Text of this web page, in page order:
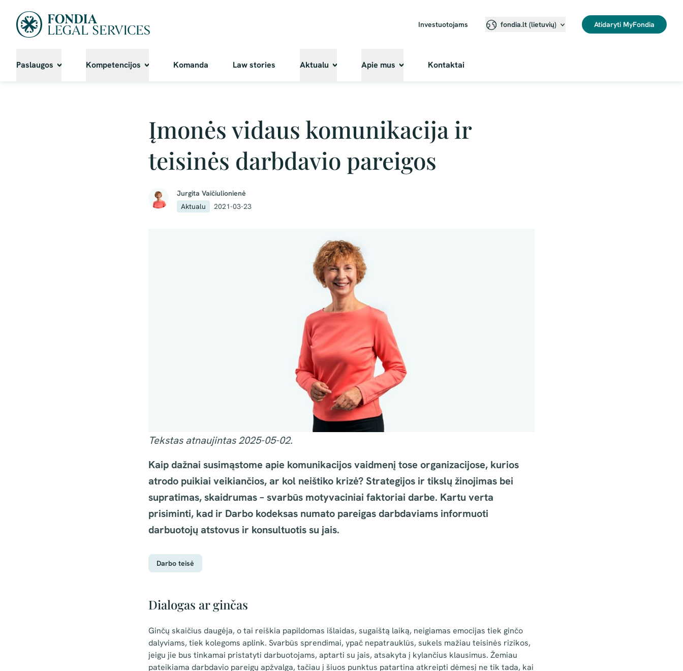
Investuotojams fondia.lt (lietuvių)⁠ Atidaryti MyFondia
Paslaugos Kompetencijos Komanda Law stories Aktualu Apie mus Kontaktai
Įmonės vidaus komunikacija ir
teisinės darbdavio pareigos
Jurgita Vaičiulionienė
Aktualu
2021-03-23
Tekstas atnaujintas 2025-05-02.
Kaip dažnai susimąstome apie komunikacijos vaidmenį tose organizacijose, kurios
atrodo puikiai veikiančios, ar kol neištiko krizė? Strategijos ir tikslų žinojimas bei
supratimas, skaidrumas – svarbūs motyvaciniai faktoriai darbe. Kartu verta
prisiminti, kad ir Darbo kodeksas numato pareigas darbdaviams informuoti
darbuotojų atstovus ir konsultuotis su jais.
Darbo teisė
Dialogas ar ginčas
Ginčų skaičius daugėja, o tai reiškia papildomas išlaidas, sugaištą laiką, neigiamas emocijas tiek ginčo
dalyviams, tiek kolegoms aplink. Svarbūs sprendimai, ypač nepatrauklūs, sukels mažiau teisinės rizikos,
jeigu jie bus tinkamai pristatyti darbuotojams, aptarti su jais, atsakyta į kylančius klausimus. Žemiau
pateikiama darbdavio pareigų apžvalga, tačiau į šiuos punktus patartina atkreipti dėmesį ne tik tada, kai